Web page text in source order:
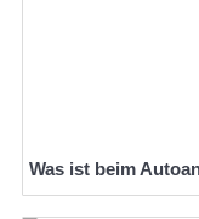
Was ist beim